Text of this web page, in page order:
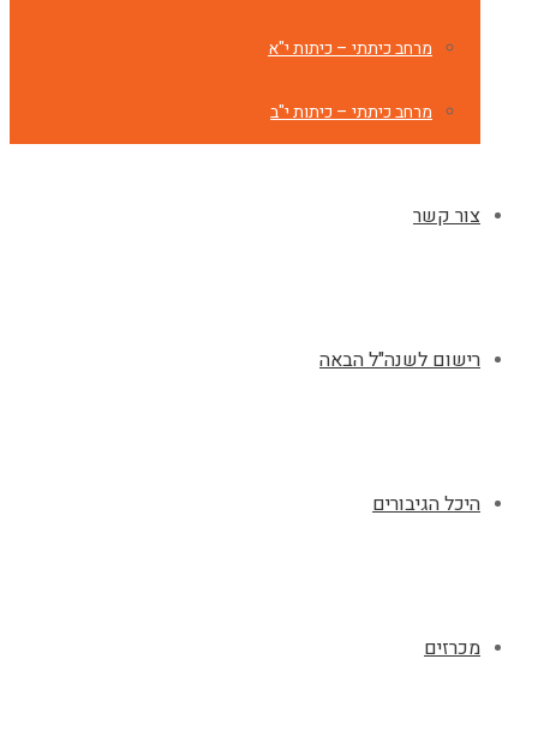
מרחב כיתתי – כיתות י"א
מרחב כיתתי – כיתות י"ב
צור קשר
רישום לשנה"ל הבאה
היכל הגיבורים
מכרזים